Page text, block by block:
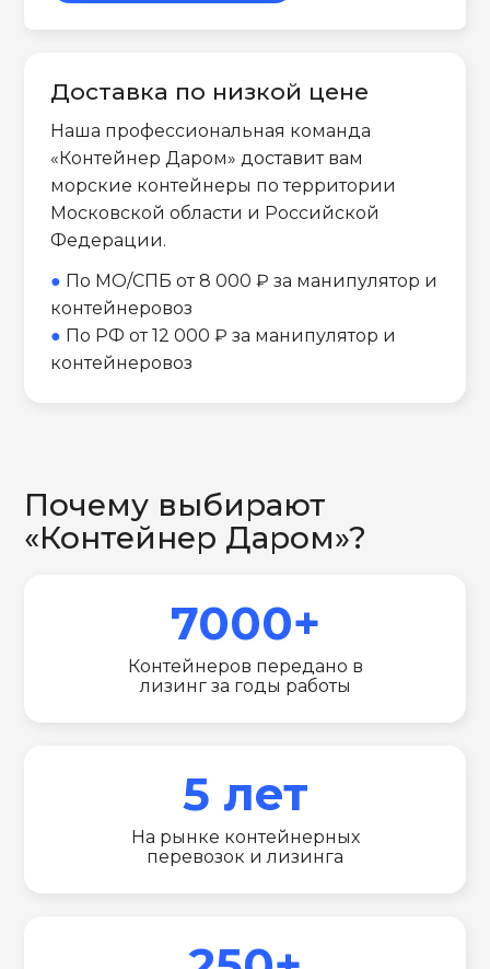
Доставка по низкой цене
Наша профессиональная команда
«Контейнер Даром» доставит вам
морские контейнеры по территории
Московской области и Российской
Федерации.
● По МО/СПБ от 8 000 ₽ за манипулятор и
контейнеровоз
● По РФ от 12 000 ₽ за манипулятор и
контейнеровоз
Почему выбирают
«Контейнер Даром»?
7000+
Контейнеров передано в
лизинг за годы работы
5 лет
На рынке контейнерных
перевозок и лизинга